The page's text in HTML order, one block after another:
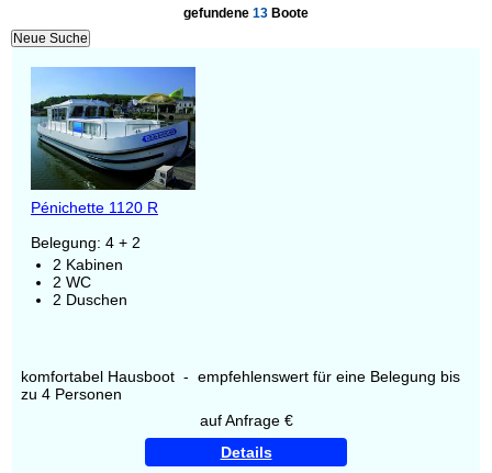
gefundene 13 Boote
Pénichette 1120 R
Belegung: 4 + 2
2 Kabinen
2 WC
2 Duschen
komfortabel Hausboot - empfehlenswert für eine Belegung bis
zu 4 Personen
auf Anfrage €
Details